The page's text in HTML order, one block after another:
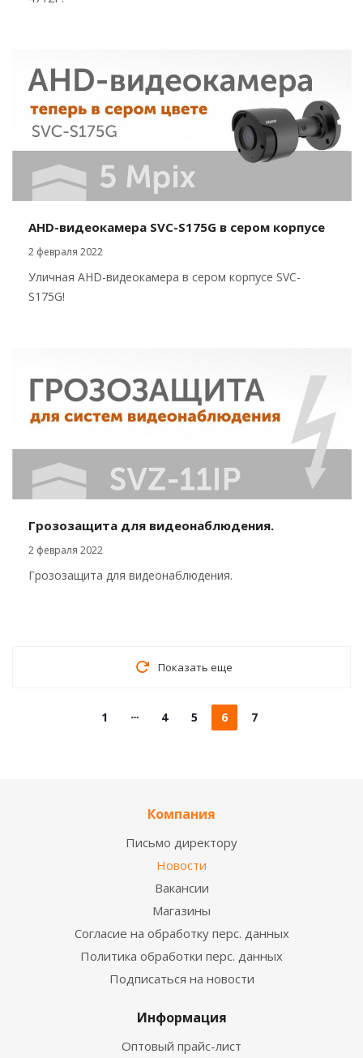
AHD-видеокамера SVC-S175G в сером корпусе
2 февраля 2022
Уличная AHD-видеокамера в сером корпусе SVC-
S175G!
Грозозащита для видеонаблюдения.
2 февраля 2022
Грозозащита для видеонаблюдения.
Показать еще
1 4 5 6 7
Компания
Письмо директору
Новости
Вакансии
Магазины
Согласие на обработку перс. данных
Политика обработки перс. данных
Подписаться на новости
Информация
Оптовый прайс-лист